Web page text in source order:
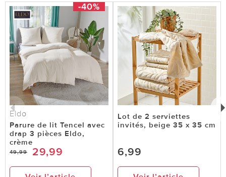
-40%
Eldo
Parure de lit Tencel avec
drap 3 pièces Eldo,
crème
49,99 29,99
Lot de 2 serviettes
invités, beige 35 x 35 cm
6,99